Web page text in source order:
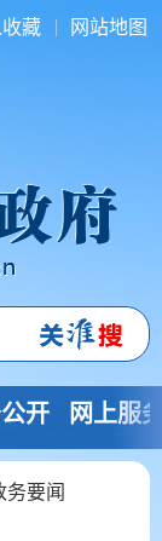
藏 网站地图
开 网上服
务要闻